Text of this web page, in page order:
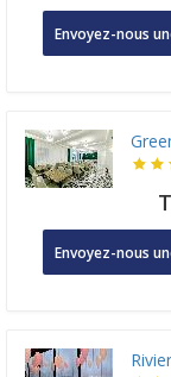
Envoyez-nous
Envoyez-nous